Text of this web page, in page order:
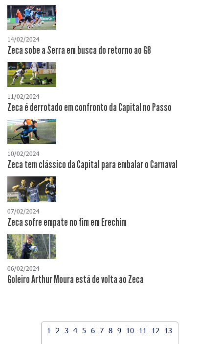
14/02/2024
Zeca sobe a Serra em busca do retorno ao G8
11/02/2024
Zeca é derrotado em confronto da Capital no Passo
10/02/2024
Zeca tem clássico da Capital para embalar o Carnaval
07/02/2024
Zeca sofre empate no fim em Erechim
06/02/2024
Goleiro Arthur Moura está de volta ao Zeca
1 2 3 4 5 6 7 8 9 10 11 12
13